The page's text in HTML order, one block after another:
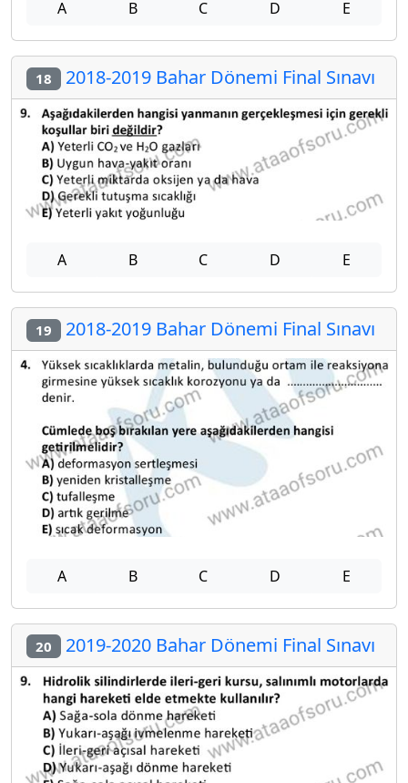
A B C D E
18 2018-2019 Bahar Dönemi Final Sınavı
A B C D E
19 2018-2019 Bahar Dönemi Final Sınavı
A B C D E
20 2019-2020 Bahar Dönemi Final Sınavı